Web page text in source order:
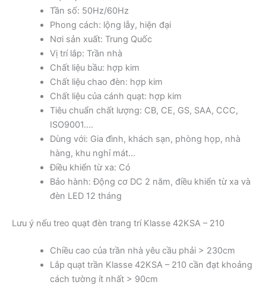
Tần số: 50Hz/60Hz
Phong cách: lộng lẫy, hiện đại
Nơi sản xuất: Trung Quốc
Vị trí lắp: Trần nhà
Chất liệu bầu: hợp kim
Chất liệu chao đèn: hợp kim
Chất liệu của cánh quạt: hợp kim
Tiêu chuẩn chất lượng: CB, CE, GS, SAA, CCC,
ISO9001….
Dùng với: Gia đình, khách sạn, phòng họp, nhà
hàng, khu nghỉ mát…
Điều khiển từ xa: Có
Bảo hành: Động cơ DC 2 năm, điều khiển từ xa và
đèn LED 12 tháng
Lưu ý nếu treo quạt đèn trang trí Klasse 42KSA – 210
Chiều cao của trần nhà yêu cầu phải > 230cm
Lắp quạt trần Klasse 42KSA – 210 cần đạt khoảng
cách tường ít nhất > 90cm